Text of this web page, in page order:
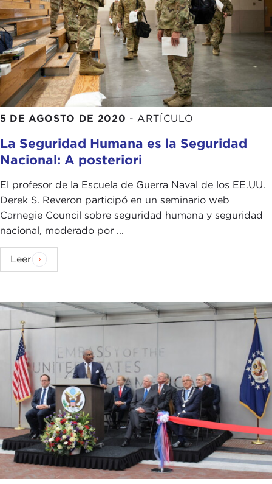
5 DE AGOSTO DE 2020 - ARTÍCULO
La Seguridad Humana es la Seguridad
Nacional: A posteriori
El profesor de la Escuela de Guerra Naval de los EE.UU.
Derek S. Reveron participó en un seminario web
Carnegie Council sobre seguridad humana y seguridad
nacional, moderado por ...
Leer